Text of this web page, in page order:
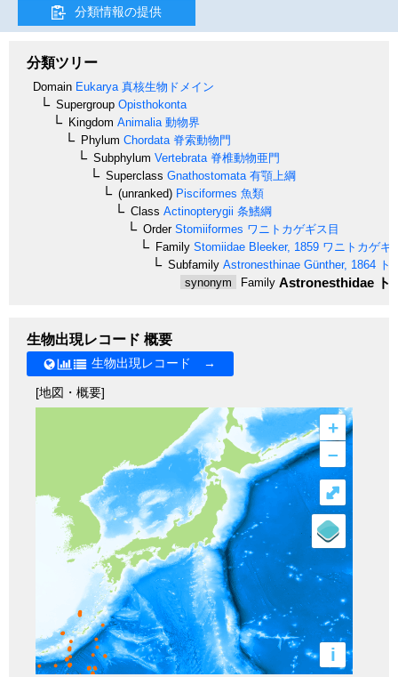
分類情報の提供
分類ツリー
Domain Eukarya 真核生物ドメイン
Supergroup Opisthokonta
Kingdom Animalia 動物界
Phylum Chordata 脊索動物門
Subphylum Vertebrata 脊椎動物亜門
Superclass Gnathostomata 有顎上綱
(unranked) Pisciformes 魚類
Class Actinopterygii 条鰭綱
OrderStomiiformes ワニトカゲギス目
Family Stomiidae Bleeker, 1859 ワニトカゲギ
Subfamily Astronesthinae Günther, 1864 ト
synonym
Family Astronesthidae ト
生物出現レコード 概要
生物出現レコード →
[地図・概要]
+
–
i
⤢